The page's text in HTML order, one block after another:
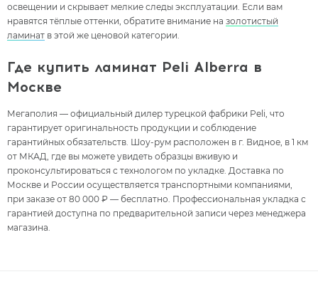
освещении и скрывает мелкие следы эксплуатации. Если вам
нравятся тёплые оттенки, обратите внимание на золотистый
ламинат в этой же ценовой категории.
Где купить ламинат Peli Alberra в
Москве
Мегаполия — официальный дилер турецкой фабрики Peli, что
гарантирует оригинальность продукции и соблюдение
гарантийных обязательств. Шоу-рум расположен в г. Видное, в 1 км
от МКАД, где вы можете увидеть образцы вживую и
проконсультироваться с технологом по укладке. Доставка по
Москве и России осуществляется транспортными компаниями,
при заказе от 80 000 ₽ — бесплатно. Профессиональная укладка с
гарантией доступна по предварительной записи через менеджера
магазина.